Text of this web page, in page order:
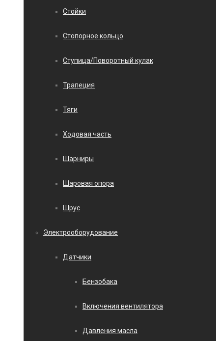
Стойки
Стопорное кольцо
Ступица/Поворотный кулак
Трапеция
Тяги
Ходовая часть
Шарниры
Шаровая опора
Шрус
Электрооборудование
Датчики
Бензобака
Включения вентилятора
Давления масла